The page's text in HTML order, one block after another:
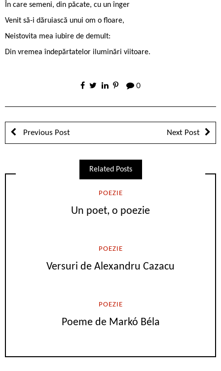
În care semeni, din păcate, cu un înger
Venit să-i dăruiască unui om o floare,
Neistovita mea iubire de demult:
Din vremea îndepărtatelor iluminări viitoare.
0
Previous Post Next Post
Related Posts
POEZIE
Un poet, o poezie
POEZIE
Versuri de Alexandru Cazacu
POEZIE
Poeme de Markó Béla